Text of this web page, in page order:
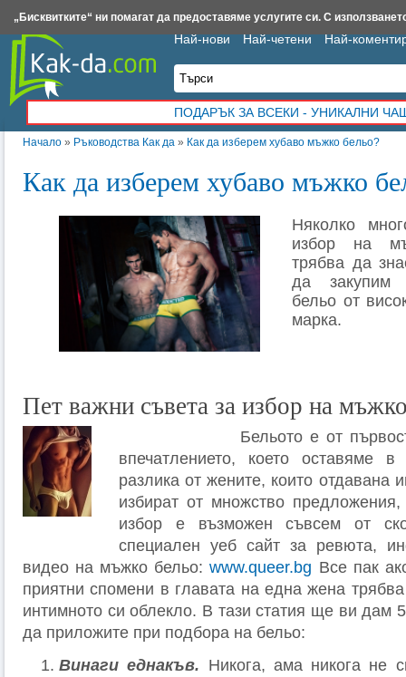
Начало » Ръководства Как да » Как да изберем хубаво мъжко бельо?
Как да изберем хубаво мъжко
Няколко
избор на
трябва да
да закупим
бельо от
марка.
Пет важни съвета за избор на
Бельото е от
впечатлението, което оставяме
разлика от жените, които отдавана
избират от множство
избор е възможен съвсем от
специален уеб сайт за ревюта,
видео на мъжко бельо:www.queer.bg Все пак
приятни спомени в главата на една жена
интимното си облекло. В тази статия ще ви дам
да приложите при подбора на бельо:
Винаги еднакъв. Никога, ама никога не
Най-нови Най-четени Най-
ПОДАРЪК ЗА ВСЕКИ - УНИКАЛНИ
Insert.bg Framar.bg Kak-da.com Iztochnik.com BauBau.bg NewAge.bg
„Бисквитките“ ни помагат да предоставяме услугите си. С